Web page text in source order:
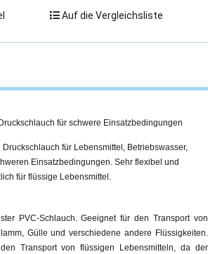
Auf die Vergleichsliste
für schwere Einsatzbedingungen
für Lebensmittel, Betriebswasser,
Einsatzbedingungen. Sehr flexibel und
für flüssige Lebensmittel.
PVC-Schlauch. Geeignet für den Transport von
Gülle und verschiedene andere Flüssigkeiten.
Transport von flüssigen Lebensmitteln, da der